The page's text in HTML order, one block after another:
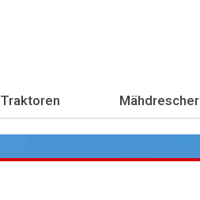
Traktoren Mähdrescher